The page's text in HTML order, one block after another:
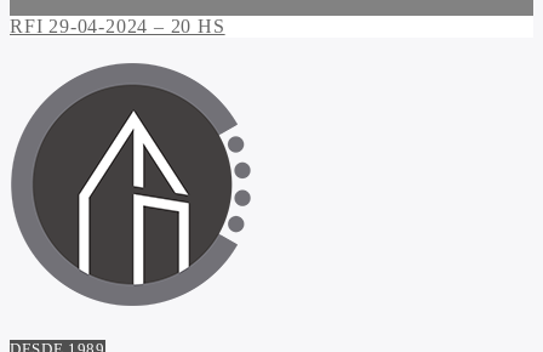
RFI 29-04-2024 – 20 HS